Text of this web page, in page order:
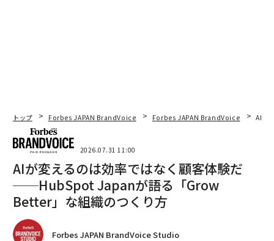
トップ Forbes JAPAN BrandVoice Forbes JAPAN BrandVoice AIが
2026.07.31 11:00
AIが変えるのは効率ではなく顧客体験だ
──HubSpot Japanが語る「Grow
Better」な組織のつくり方
Forbes JAPAN BrandVoice Studio